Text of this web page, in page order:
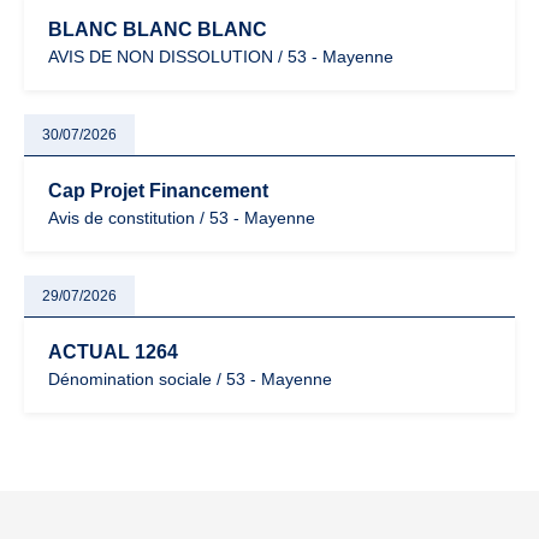
BLANC BLANC BLANC
AVIS DE NON DISSOLUTION / 53 - Mayenne
30/07/2026
Cap Projet Financement
Avis de constitution / 53 - Mayenne
29/07/2026
ACTUAL 1264
Dénomination sociale / 53 - Mayenne